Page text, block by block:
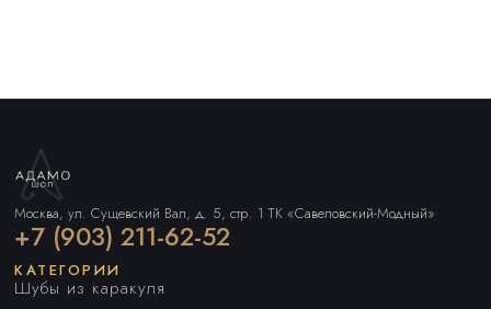
Москва, ул. Сущевский Вал, д. 5, стр. 1 ТК «Савеловский-Модный»
+7 (903) 211-62-52
КАТЕГОРИИ
Шубы из каракуля